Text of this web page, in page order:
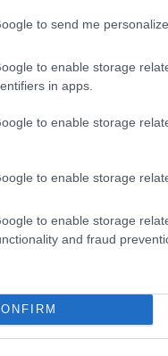
to send me
to enable storage
in apps.
to enable storage
to enable storage
to enable storage
and fraud
mnogo raditi na
međunarodne